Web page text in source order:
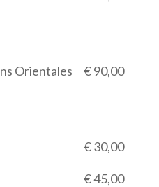
Orientales € 90,00
€ 30,00
€ 45,00